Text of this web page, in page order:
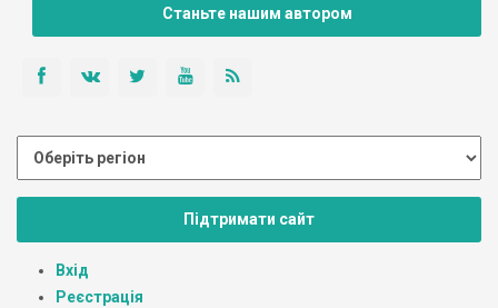
Станьте нашим автором
Підтримати сайт
Вхід
Реєстрація